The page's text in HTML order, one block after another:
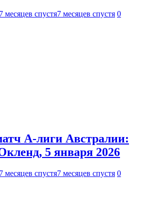
7 месяцев спустя7 месяцев спустя 0
А-лиги Австралии:
5 января 2026
7 месяцев спустя7 месяцев спустя 0